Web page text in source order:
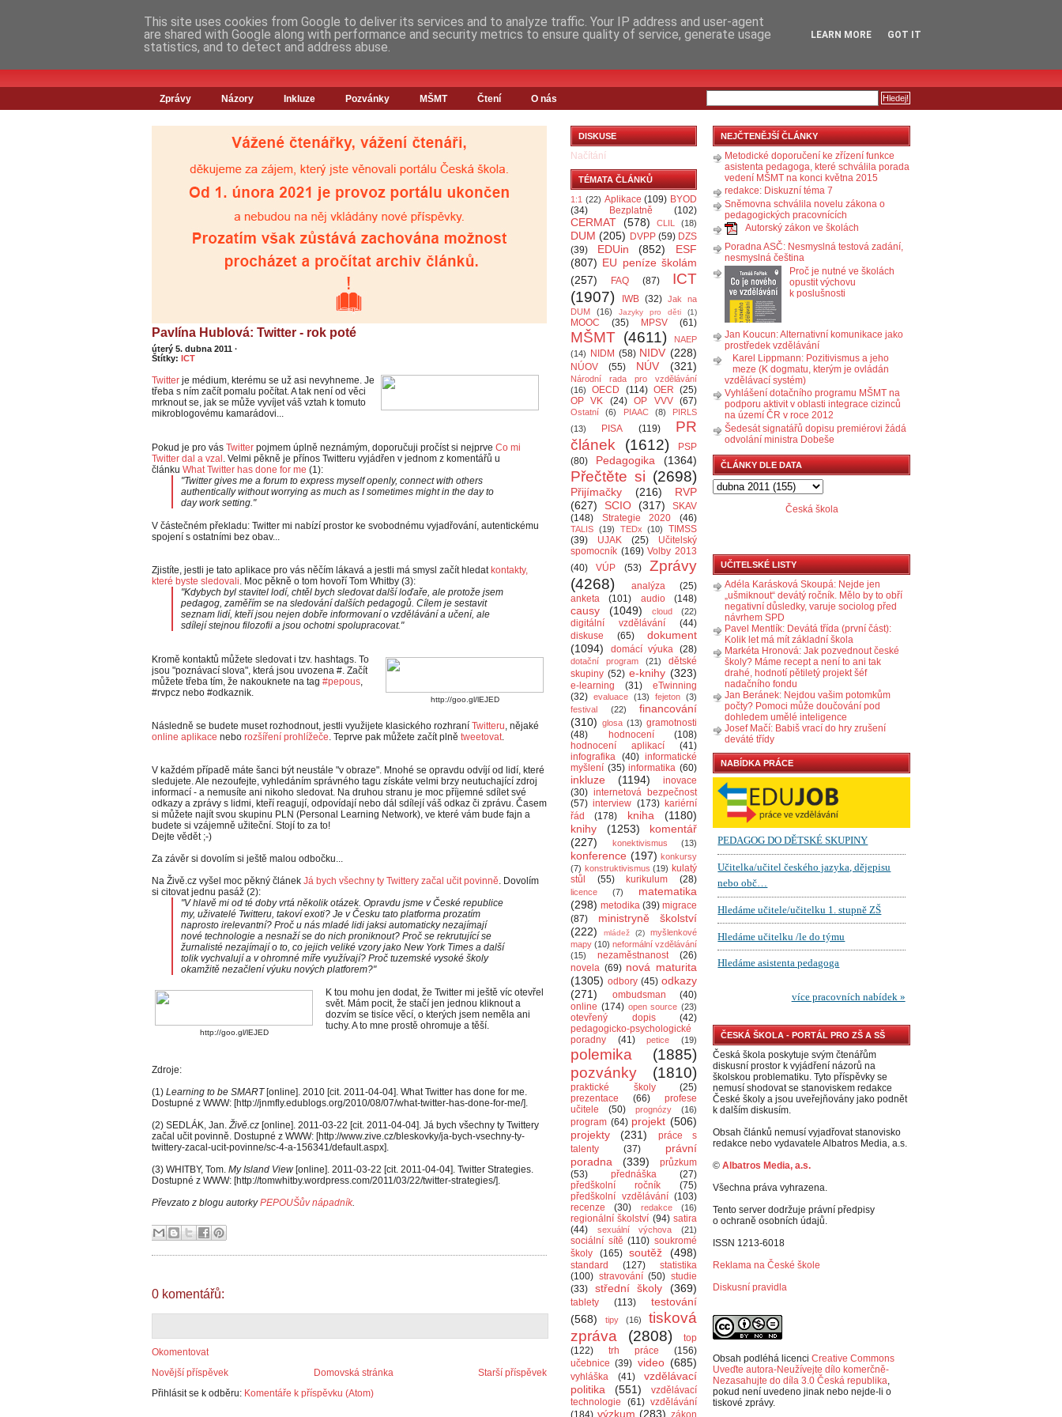
Zprávy Názory Inkluze Pozvánky MŠMT Čtení O nás
Pavlína Hublová: Twitter - rok poté
úterý 5. dubna 2011 ·
Štítky: ICT
Twitter je médium, kterému se už asi nevyhneme. Je
třeba s ním začít pomalu počítat. A tak není od věci
mrknout se, jak se může vyvíjet váš vztah k tomuto
mikroblogovému kamarádovi...
Pokud je pro vás Twitter pojmem úplně neznámým, doporučuji pročíst si nejprve Co mi
Twitter dal a vzal . Velmi pěkně je přínos Twitteru vyjádřen v jednom z komentářů u
článku What Twitter has done for me (1):
"Twitter gives me a forum to express myself openly, connect with others
authentically without worrying as much as I sometimes might in the day to
day work setting."
V částečném překladu: Twitter mi nabízí prostor ke svobodnému vyjadřování, autentickému
spojení s ostatními bez obav...
Zjistíte, jestli je tato aplikace pro vás něčím lákavá a jestli má smysl začít hledat kontakty,
které byste sledovali. Moc pěkně o tom hovoří Tom Whitby (3):
"Kdybych byl stavitel lodí, chtěl bych sledovat další loďaře, ale protože jsem
pedagog, zaměřím se na sledování dalších pedagogů. Cílem je sestavit
seznam lidí, kteří jsou nejen dobře informovaní o vzdělávání a učení, ale
sdílejí stejnou filozofii a jsou ochotni spolupracovat."
http://goo.gl/lEJED
Kromě kontaktů můžete sledovat i tzv. hashtags. To
jsou "poznávací slova", která jsou uvozena #. Začít
můžete třeba tím, že nakouknete na tag #pepous,
#rvpcz nebo #odkaznik.
Následně se budete muset rozhodnout, jestli využijete klasického rozhraní Twitteru, nějaké
online aplikace nebo rozšíření prohlížeče. Teprve pak můžete začít plně tweetovat.
V každém případě máte šanci být neustále "v obraze". Mnohé se opravdu odvíjí od lidí, které
sledujete. Ale nezoufejte, vyhledáním správného tagu získáte velmi brzy neutuchající zdroj
informací - a nemusíte ani nikoho sledovat. Na druhou stranu je moc příjemné sdílet své
odkazy a zprávy s lidmi, kteří reagují, odpovídají nebo dál sdílejí váš odkaz či zprávu. Časem
si můžete najít svou skupinu PLN (Personal Learning Network), ve které vám bude fajn a
budete si vzájemně užiteční. Stojí to za to!
Dejte vědět ;-)
Za závěr si dovolím si ještě malou odbočku...
Na Živě.cz vyšel moc pěkný článek Já bych všechny ty Twittery začal učit povinně. Dovolím
si citovat jednu pasáž (2):
"V hlavě mi od té doby vrtá několik otázek. Opravdu jsme v České republice
my, uživatelé Twitteru, takoví exoti? Je v Česku tato platforma prozatím
naprosto irelevantní? Proč u nás mladé lidi jaksi automaticky nezajímají
nové technologie a nesnaží se do nich proniknout? Proč se rekrutující se
žurnalisté nezajímají o to, co jejich veliké vzory jako New York Times a další
tolik vychvalují a v ohromné míře využívají? Proč tuzemské vysoké školy
okamžitě nezačlení výuku nových platforem?"
http://goo.gl/lEJED
K tou mohu jen dodat, že Twitter mi ještě víc otevřel
svět. Mám pocit, že stačí jen jednou kliknout a
dozvím se tisíce věcí, o kterých jsem neměla ani
tuchy. A to mne prostě ohromuje a těší.
Zdroje:
(1) Learning to be SMART[online]. 2010 [cit. 2011-04-04]. What Twitter has done for me.
Dostupné z WWW: [http://jnmfly.edublogs.org/2010/08/07/what-twitter-has-done-for-me/].
(2) SEDLÁK, Jan.Živě.cz [online]. 2011-03-22 [cit. 2011-04-04]. Já bych všechny ty Twittery
začal učit povinně. Dostupné z WWW: [http://www.zive.cz/bleskovky/ja-bych-vsechny-ty-
twittery-zacal-ucit-povinne/sc-4-a-156341/default.aspx].
(3) WHITBY, Tom. My Island View[online]. 2011-03-22 [cit. 2011-04-04]. Twitter Strategies.
Dostupné z WWW: [http://tomwhitby.wordpress.com/2011/03/22/twitter-strategies/].
Převzato z blogu autorkyPEPOUŠův nápadník.
0 komentářů:
Okomentovat
Novější příspěvek
Starší příspěvek
Domovská stránka
Přihlásit se k odběru: Komentáře k příspěvku (Atom)
DISKUSE
Načítání
TÉMATA ČLÁNKŮ
1:1 (22) Aplikace (109) BYOD
(34)
Bezplatně (102)
CERMAT (578) CLIL (18)
DUM (205) DVPP (59) DZS
(39)
EDUin (852)
ESF
(807) EU peníze školám
(257)
FAQ (87)
ICT
(1907)
IWB (32) Jak na
DUM
(16) Jazyky pro děti (1)
MOOC (35) MPSV (61)
MŠMT (4611)
NAEP
(14)
NIDM (58) NIDV (228)
NÚOV (55) NÚV (321)
Národní rada pro vzdělávání
(16)
OECD (114) OER (25)
OP VK
(24) OP VVV (67)
Ostatní (6) PIAAC (8)
PIRLS
(13)
PISA (119)
PR
článek
(1612)
PSP
(80)
Pedagogika (1364)
Přečtěte si (2698)
Přijímačky (216)
RVP
(627)
SCIO (317)
SKAV
(148)
Strategie 2020 (46)
TALIS (19) TEDx (10)
TIMSS
(39)
UJAK (25)
Učitelský
spomocník (169) Volby 2013
(40)
VÚP (53)
Zprávy
(4268)
analýza
(25)
anketa
(101) audio (148)
causy (1049) cloud (22)
digitální vzdělávání
(44)
diskuse
(65)
dokument
(1094)
domácí výuka (28)
dotační program (21)
dětské
skupiny (52) e-knihy (323)
e-learning (31)
eTwinning
(32) evaluace (13) fejeton (3)
festival
(22)
financování
(310) glosa (13) gramotnosti
(48)
hodnocení
(108)
hodnocení aplikací
(41)
infografika (40) informatické
myšlení (35) informatika (60)
inkluze (1194)
inovace
(30) internetová bezpečnost
(57) interview (173) kariérní
řád
(178) kniha
(1180)
knihy
(1253)
komentář
(227)
konektivismus (13)
konference (197) konkursy
(7) konstruktivismus (19) kulatý
stůl
(55) kurikulum (28)
licence (7)
matematika
(298) metodika (39) migrace
(87)
ministryně školství
(222)
mládež (2)
myšlenkové
mapy (10) neformální vzdělávání
(15)
nezaměstnanost
(26)
novela (69) nová maturita
(1305) odbory (45) odkazy
(271)
ombudsman
(40)
online (174) open source (23)
otevřený dopis
(42)
pedagogicko-psychologické
poradny
(41) petice (19)
polemika
(1885)
pozvánky
(1810)
praktické školy
(25)
prezentace
(66)
profese
učitele
(50) prognózy (16)
program (64) projekt (506)
projekty
(231)
práce s
talenty
(37)
právní
poradna
(339)
průzkum
(53)
přednáška
(27)
předškolní ročník
(75)
předškolní vzdělávání (103)
recenze
(30) redakce (16)
regionální školství (94) satira
(44)
sexuální výchova (21)
sociální sítě (110) soukromé
školy
(165) soutěž (498)
standard (127)
statistika
(100) stravování (50) studie
(33)
střední školy (369)
tablety (113)
testování
(568)
tipy (16)
tisková
zpráva
(2808)
top
(122)
trh práce
(156)
učebnice (39) video (685)
vyhláška (41)
vzdělávací
politika
(551)
vzdělávací
technologie
(61) vzdělávání
(184) výzkum (283) zákon
NEJČTENĚJŠÍ ČLÁNKY
Metodické doporučení ke zřízení funkce
asistenta pedagoga, které schválila porada
vedení MŠMT na konci května 2015
redakce: Diskuzní téma 7
Sněmovna schválila novelu zákona o
pedagogických pracovnících
Autorský zákon ve školách
Poradna ASČ: Nesmyslná testová zadání,
nesmyslná čeština
Proč je nutné ve školách
opustit výchovu
k poslušnosti
Jan Koucun: Alternativní komunikace jako
prostředek vzdělávání
Karel Lippmann: Pozitivismus a jeho
meze (K dogmatu, kterým je ovládán
vzdělávací systém)
Vyhlášení dotačního programu MŠMT na
podporu aktivit v oblasti integrace cizinců
na území ČR v roce 2012
Šedesát signatářů dopisu premiérovi žádá
odvolání ministra Dobeše
ČLÁNKY DLE DATA
Česká škola
UČITELSKÉ LISTY
Adéla Karásková Skoupá: Nejde jen
„ušmiknout“ devátý ročník. Mělo by to obří
negativní důsledky, varuje sociolog před
návrhem SPD
Pavel Mentlík: Devátá třída (první část):
Kolik let má mít základní škola
Markéta Hronová: Jak pozvednout české
školy? Máme recept a není to ani tak
drahé, hodnotí pětiletý projekt šéf
nadačního fondu
Jan Beránek: Nejdou vašim potomkům
počty? Pomoci může doučování pod
dohledem umělé inteligence
Josef Mačí: Babiš vrací do hry zrušení
deváté třídy
NABÍDKA PRÁCE
ČESKÁ ŠKOLA - PORTÁL PRO ZŠ A SŠ
Česká škola poskytuje svým čtenářům
diskusní prostor k vyjádření názorů na
školskou problematiku. Tyto příspěvky se
nemusí shodovat se stanoviskem redakce
České školy a jsou uveřejňovány jako podnět
k dalším diskusím.
Obsah článků nemusí vyjadřovat stanovisko
redakce nebo vydavatele Albatros Media, a.s.
© Albatros Media, a.s.
Všechna práva vyhrazena.
Tento server dodržuje právní předpisy
o ochraně osobních údajů.
ISSN 1213-6018
Reklama na České škole
Diskusní pravidla
Obsah podléhá licenci Creative Commons
Uveďte autora-Neužívejte dílo komerčně-
Nezasahujte do díla 3.0 Česká republika,
pokud není uvedeno jinak nebo nejde-li o
tiskové zprávy.
This site uses cookies from Google to deliver its services and to analyze traffic. Your IP address and user-agent
are shared with Google along with performance and security metrics to ensure quality of service, generate usage
statistics, and to detect and address abuse.
LEARN MORE GOT IT